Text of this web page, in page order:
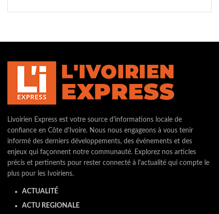
Livoirien Express est votre source d'informations locale de
confiance en Côte d'Ivoire. Nous nous engageons à vous tenir
informé des derniers développements, des événements et des
enjeux qui façonnent notre communauté. Explorez nos articles
précis et pertinents pour rester connecté à l'actualité qui compte le
plus pour les Ivoiriens.
ACTUALITÉ
ACTU REGIONALE